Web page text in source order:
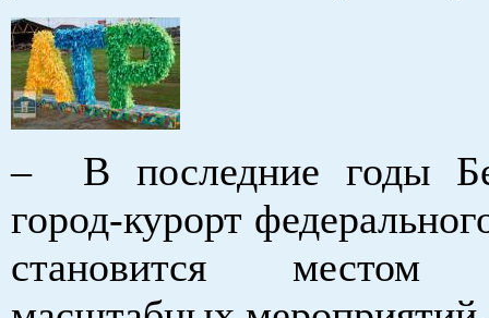
– В последние годы
город-курорт
становится местом